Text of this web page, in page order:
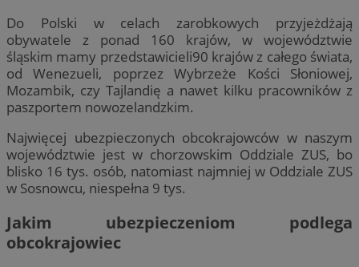
Do Polski w celach zarobkowych przyjeżdżają
obywatele z ponad 160 krajów, w województwie
śląskim mamy przedstawicieli90 krajów z całego świata,
od Wenezueli, poprzez Wybrzeże Kości Słoniowej,
Mozambik, czy Tajlandię a nawet kilku pracowników z
paszportem nowozelandzkim.
Najwięcej ubezpieczonych obcokrajowców w naszym
województwie jest w chorzowskim Oddziale ZUS, bo
blisko 16 tys. osób, natomiast najmniej w Oddziale ZUS
w Sosnowcu, niespełna 9 tys.
Jakim ubezpieczeniom podlega
obcokrajowiec